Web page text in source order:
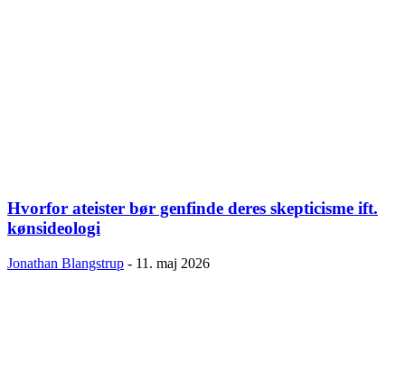
Hvorfor ateister bør genfinde deres skepticisme ift.
kønsideologi
Jonathan Blangstrup - 11. maj 2026